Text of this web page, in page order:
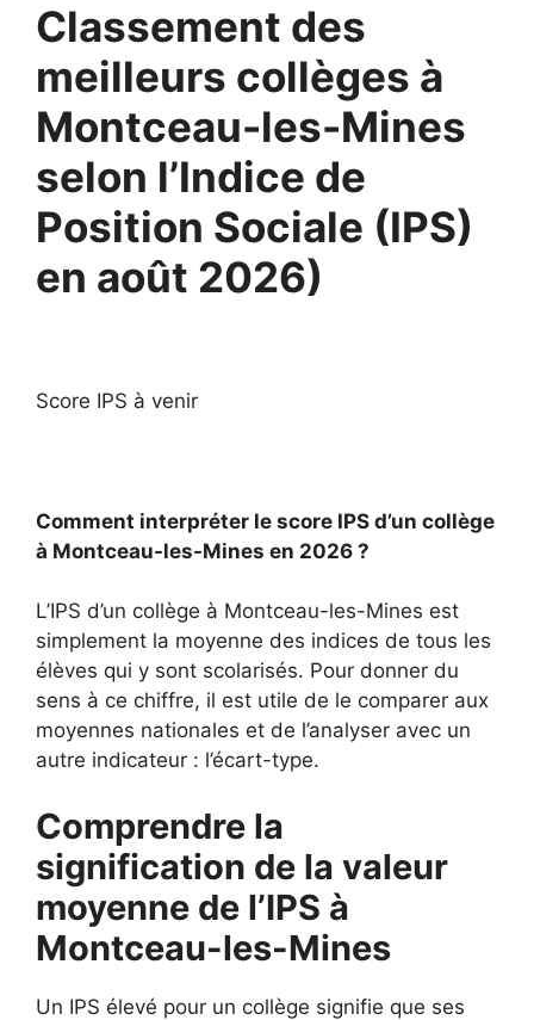
Classement des
meilleurs collèges à
Montceau-les-Mines
selon l’Indice de
Position Sociale (IPS)
en août 2026)
Score IPS à venir
Comment interpréter le score IPS d’un collège
à Montceau-les-Mines en 2026 ?
L’IPS d’un collège à Montceau-les-Mines est
simplement la moyenne des indices de tous les
élèves qui y sont scolarisés. Pour donner du
sens à ce chiffre, il est utile de le comparer aux
moyennes nationales et de l’analyser avec un
autre indicateur : l’écart-type.
Comprendre la
signification de la valeur
moyenne de l’IPS à
Montceau-les-Mines
Un IPS élevé pour un collège signifie que ses